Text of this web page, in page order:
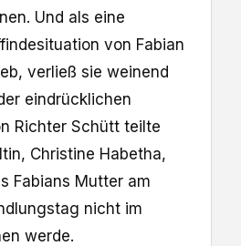
Und als eine
von Fabian
verließ sie weinend
eindrücklichen
Richter Schütt teilte
Christine Habetha,
Fabians Mutter am
nicht im
werde.